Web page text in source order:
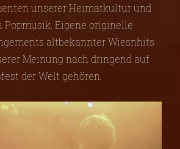
unserer Heimatkultur und
Popmusik. Eigene originelle
altbekannter Wiesnhits
Meinung nach dringend auf
der Welt gehören.